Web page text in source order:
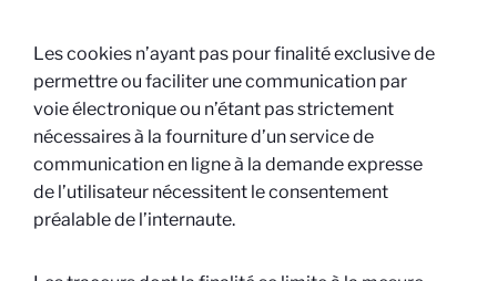
Les cookies n’ayant pas pour finalité exclusive de
permettre ou faciliter une communication par
voie électronique ou n’étant pas strictement
nécessaires à la fourniture d’un service de
communication en ligne à la demande expresse
de l’utilisateur nécessitent le consentement
préalable de l’internaute.